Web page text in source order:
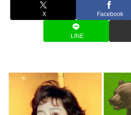
同意わい...
「外国人は日本人と同じ生活者で、
ドローンがウクライナの民間人を追跡
氏「ロシ...
【徹底議論】一度使ったフリーザー
ジャンポケ斉藤の被害女性「バウム
【ケンモハック】普通のエアコンをス
法が発案...
今「佐渡ヶ島」の地価が爆上がり中
に騙され...
X Facebook
LINE